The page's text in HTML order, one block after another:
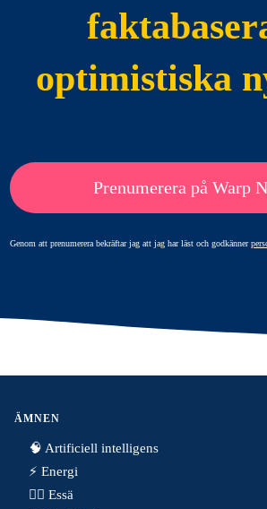
optimistiska
Prenumerera på Warp
Genom att prenumerera bekräftar jag att jag har läst och godkänner
ÄMNEN
🧠 Artificiell intelligens
⚡️ Energi
✍🏼 Essä